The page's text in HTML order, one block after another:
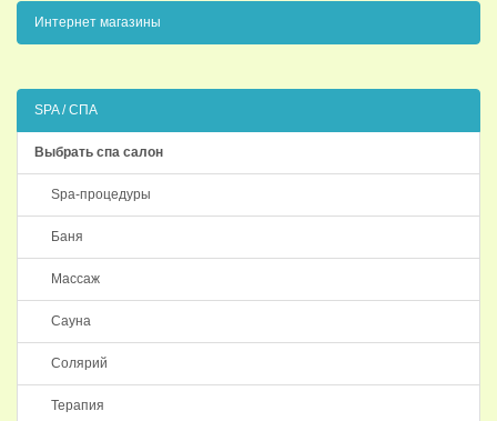
Интернет магазины
SPA / СПА
Выбрать спа салон
Spa-процедуры
Баня
Массаж
Сауна
Солярий
Терапия